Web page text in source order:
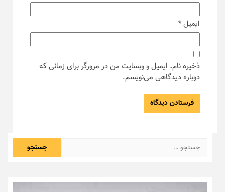
ایمیل*
ذخیره نام، ایمیل و وبسایت من در مرورگر برای زمانی که
دوباره دیدگاهی می‌نویسم.
جستجو
برای: